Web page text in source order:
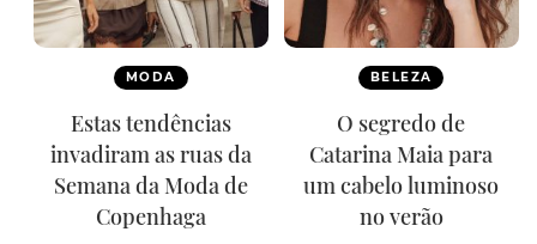
MODA
Estas tendências
invadiram as ruas da
Semana da Moda de
Copenhaga
BELEZA
O segredo de
Catarina Maia para
um cabelo luminoso
no verão